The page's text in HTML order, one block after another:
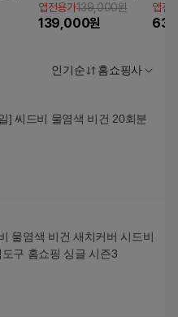
아 패키지(염색제 40포
+염색키트) 컬러 4가지
앱전용가139,000원
139,000원
지(
키트) 미디엄브라
앱전
인기순 홈쇼핑사
] 씨드비 물염색 비건 20회분
물염색 비건 새치커버 시드비
구 홈쇼핑 싱글 시즌3